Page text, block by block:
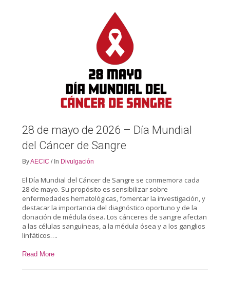
28 de mayo de 2026 – Día Mundial
del Cáncer de Sangre
ByAECIC / In Divulgación
El Día Mundial del Cáncer de Sangre se conmemora cada
28 de mayo. Su propósito es sensibilizar sobre
enfermedades hematológicas, fomentar la investigación, y
destacar la importancia del diagnóstico oportuno y de la
donación de médula ósea. Los cánceres de sangre afectan
a las células sanguíneas, a la médula ósea y a los ganglios
linfáticos….
Read More